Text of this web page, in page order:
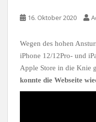
16. Oktober 2020
Wegen des hohen
iPhone 12/12Pro- und
Apple Store in die Knie
konnte die Webseite